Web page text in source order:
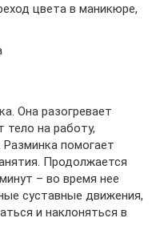
цвета в маникюре,
Она разогревает
на работу,
помогает
Продолжается
– во время нее
суставные движения,
и наклоняться в